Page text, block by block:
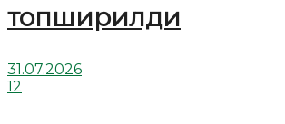
топширилди
31.07.2026
12